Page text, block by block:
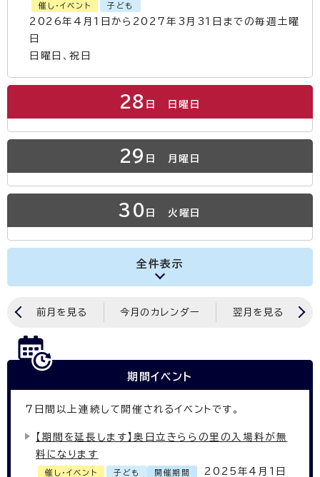
催し・イベント 子ども
2026年4月1日から2027年3月31日までの毎週土曜
日
日曜日、祝日
28 日 日曜日
29 日 月曜日
30 日 火曜日
全件表示
前月を見る 今月のカレンダー 翌月を見る
期間イベント
7 日間以上連続して開催されるイベントです。
【期間を延長します】奥日立きららの里の入場料が無
料になります
催し・イベント 子ども 開催期間
2025年4月1日